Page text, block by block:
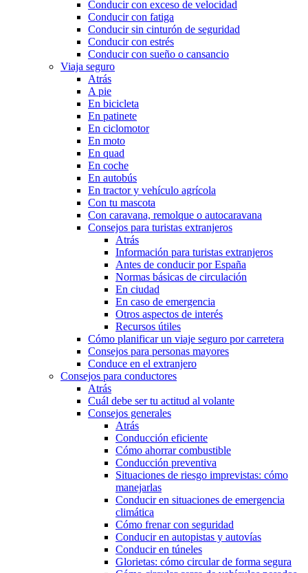
Conducir con exceso de velocidad
Conducir con fatiga
Conducir sin cinturón de seguridad
Conducir con estrés
Conducir con sueño o cansancio
Viaja seguro
Atrás
A pie
En bicicleta
En patinete
En ciclomotor
En moto
En quad
En coche
En autobús
En tractor y vehículo agrícola
Con tu mascota
Con caravana, remolque o autocaravana
Consejos para turistas extranjeros
Atrás
Información para turistas extranjeros
Antes de conducir por España
Normas básicas de circulación
En ciudad
En caso de emergencia
Otros aspectos de interés
Recursos útiles
Cómo planificar un viaje seguro por carretera
Consejos para personas mayores
Conduce en el extranjero
Consejos para conductores
Atrás
Cuál debe ser tu actitud al volante
Consejos generales
Atrás
Conducción eficiente
Cómo ahorrar combustible
Conducción preventiva
Situaciones de riesgo imprevistas: cómo
manejarlas
Conducir en situaciones de emergencia
climática
Cómo frenar con seguridad
Conducir en autopistas y autovías
Conducir en túneles
Glorietas: cómo circular de forma segura